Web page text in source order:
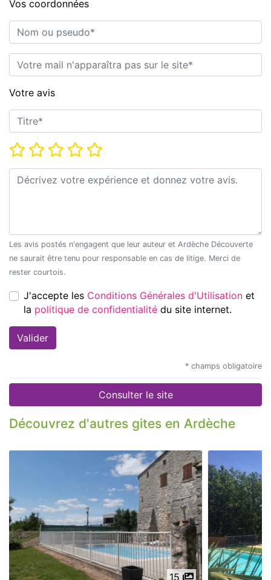
Vos coordonnées
Nom ou pseudo*
E-mail*
Votre avis
Titre*
Note*
Commentaire*
Les avis postés n'engagent que leur auteur et Ardèche Découverte
ne saurait être tenu pour responsable en cas de litige. Merci de
rester courtois.
J'accepte les Conditions Générales d'Utilisation et
la
politique de confidentialité du site internet.
* champs obligatoire
Consulter le site
Découvrez d'autres gites en Ardèche
15